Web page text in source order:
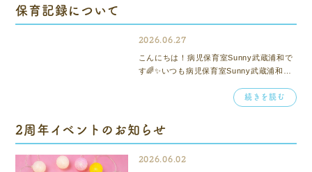
保育記録について
2026.06.27
こんにちは！病児保育室Sunny武蔵浦和で
す🌈✨いつも病児保育室Sunny武蔵浦和を
保育記録についてご案内です✏️📒当施設で
録を使用しております☘️ご予約ページの
下...
続きを読む
2周年イベントのお知らせ
2026.06.02